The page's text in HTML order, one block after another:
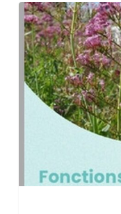
Publication
« Fonctions
écologiques
des
noues
retours